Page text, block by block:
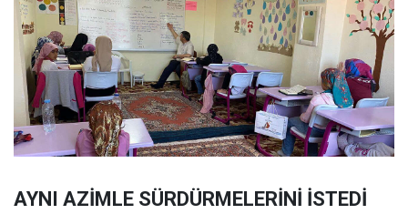
AYNI AZİMLE SÜRDÜRMELERİNİ İSTEDİ